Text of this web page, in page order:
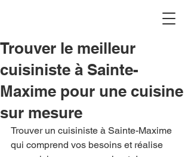
Trouver le meilleur
cuisiniste à Sainte-
Maxime pour une cuisine
sur mesure
Trouver un cuisiniste à Sainte-Maxime
qui comprend vos besoins et réalise